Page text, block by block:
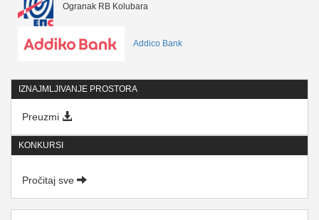
Ogranak RB Kolubara
Addico Bank
IZNAJMLJIVANJE PROSTORA
Preuzmi
KONKURSI
Pročitaj sve